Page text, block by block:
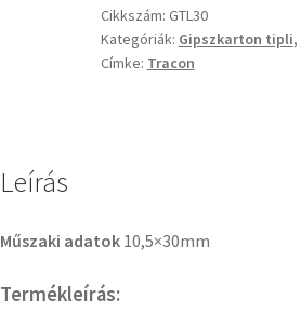
Cikkszám: GTL30
Kategóriák: Gipszkarton tipli,
Címke: Tracon
Leírás
Műszaki adatok 10,5×30mm
Termékleírás: